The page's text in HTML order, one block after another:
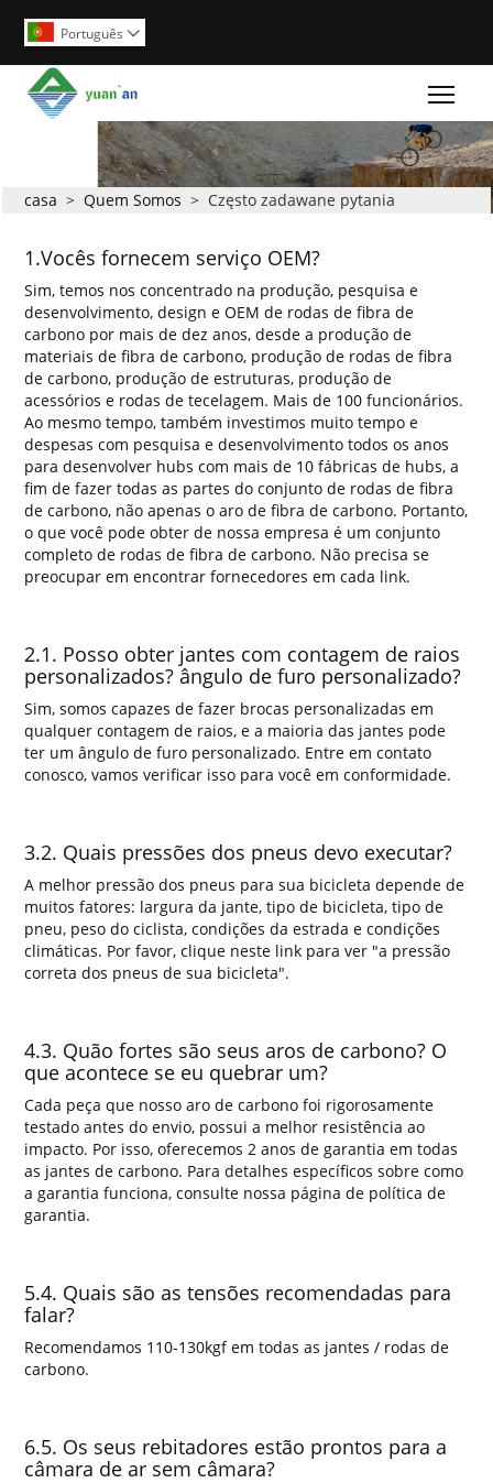
Português 
casa > Quem Somos > Często zadawane pytania
1.Vocês fornecem serviço OEM?
Sim, temos nos concentrado na produção, pesquisa e
desenvolvimento, design e OEM de rodas de fibra de
carbono por mais de dez anos, desde a produção de
materiais de fibra de carbono, produção de rodas de fibra
de carbono, produção de estruturas, produção de
acessórios e rodas de tecelagem. Mais de 100 funcionários.
Ao mesmo tempo, também investimos muito tempo e
despesas com pesquisa e desenvolvimento todos os anos
para desenvolver hubs com mais de 10 fábricas de hubs, a
fim de fazer todas as partes do conjunto de rodas de fibra
de carbono, não apenas o aro de fibra de carbono. Portanto,
o que você pode obter de nossa empresa é um conjunto
completo de rodas de fibra de carbono. Não precisa se
preocupar em encontrar fornecedores em cada link.
2.1. Posso obter jantes com contagem de raios
personalizados? ângulo de furo personalizado?
Sim, somos capazes de fazer brocas personalizadas em
qualquer contagem de raios, e a maioria das jantes pode
ter um ângulo de furo personalizado. Entre em contato
conosco, vamos verificar isso para você em conformidade.
3.2. Quais pressões dos pneus devo executar?
A melhor pressão dos pneus para sua bicicleta depende de
muitos fatores: largura da jante, tipo de bicicleta, tipo de
pneu, peso do ciclista, condições da estrada e condições
climáticas. Por favor, clique neste link para ver "a pressão
correta dos pneus de sua bicicleta".
4.3. Quão fortes são seus aros de carbono? O
que acontece se eu quebrar um?
Cada peça que nosso aro de carbono foi rigorosamente
testado antes do envio, possui a melhor resistência ao
impacto. Por isso, oferecemos 2 anos de garantia em todas
as jantes de carbono. Para detalhes específicos sobre como
a garantia funciona, consulte nossa página de política de
garantia.
5.4. Quais são as tensões recomendadas para
falar?
Recomendamos 110-130kgf em todas as jantes / rodas de
carbono.
6.5. Os seus rebitadores estão prontos para a
câmara de ar sem câmara?